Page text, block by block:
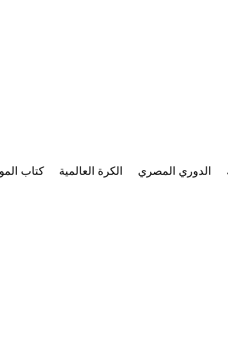
الدوري المصري الكرة العالمية كتاب